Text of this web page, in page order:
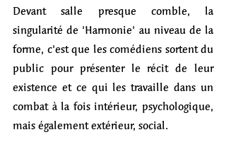
Devant salle presque comble, la
singularité de 'Harmonie' au niveau de la
forme, c'est que les comédiens sortent du
public pour présenter le récit de leur
existence et ce qui les travaille dans un
combat à la fois intérieur, psychologique,
mais également extérieur, social.